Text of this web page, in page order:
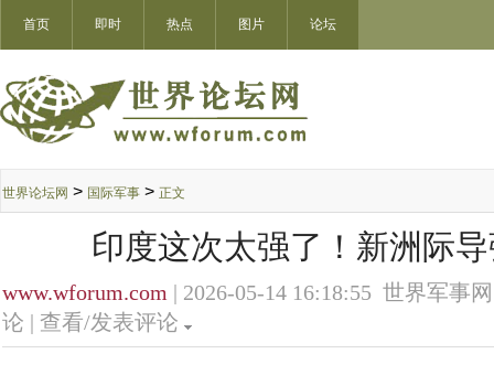
首页 即时 热点 图片 论坛
世界论坛网 > 国际军事 > 正文
印度这次太强了！新洲际
www.wforum.com | 2026-05-14 16:18:55 世界军事
论 | 查看/发表评论